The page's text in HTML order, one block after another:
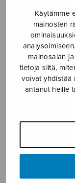
Käytämme
mainosten
mainosalan
tietoja siitä,
voivat yhdistää
antanut heille
SEKAKUORO
YKSINLAULU
YLEINEN
Sulasol
Myymälä avoinna